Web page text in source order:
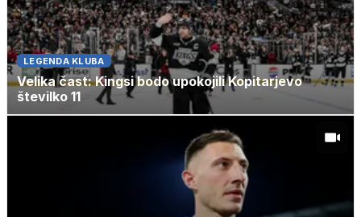
LEGENDA KLUBA
Velika čast: Kingsi bodo upokojili Kopitarjevo
številko 11